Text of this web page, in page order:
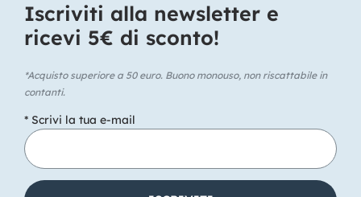
Iscriviti alla newsletter e
ricevi 5€ di sconto!​
*Acquisto superiore a 50 euro. Buono monouso, non riscattabile in
contanti.
* Scrivi la tua e-mail